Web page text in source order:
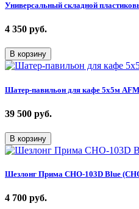
Универсальный складной
4 350 руб.
В корзину
Шатер-павильон для кафе 5х5м
39 500 руб.
В корзину
Шезлонг Прима CHO-103D Blue
4 700 руб.